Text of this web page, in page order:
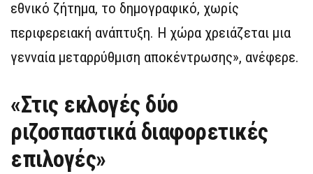
εθνικό ζήτημα, το δημογραφικό, χωρίς
περιφερειακή ανάπτυξη. Η χώρα χρειάζεται μια
γενναία μεταρρύθμιση αποκέντρωσης», ανέφερε.
«Στις εκλογές δύο
ριζοσπαστικά διαφορετικές
επιλογές»